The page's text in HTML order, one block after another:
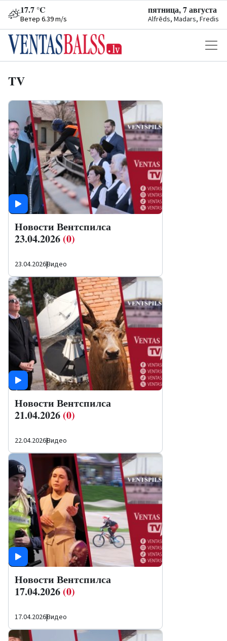
17.7 °C
Ветер 6.39 m/s
пятница, 7 августа
Alfrēds, Madars, Fredis
TV
Новости Вентспилса
23.04.2026 (0)
23.04.2026|Видео
Новости Вентспилса
21.04.2026 (0)
22.04.2026|Видео
Новости Вентспилса
17.04.2026 (0)
17.04.2026|Видео